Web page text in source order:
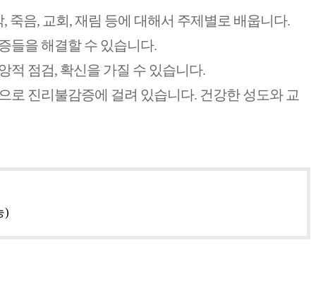
죽음, 교회, 재림 등에 대해서 주제별로 배웁니다.
들을 해결할 수 있습니다.
적 점검, 확신을 가질 수 있습니다.
로 진리불감증에 걸려 있습니다. 건강한 성도와 교
)